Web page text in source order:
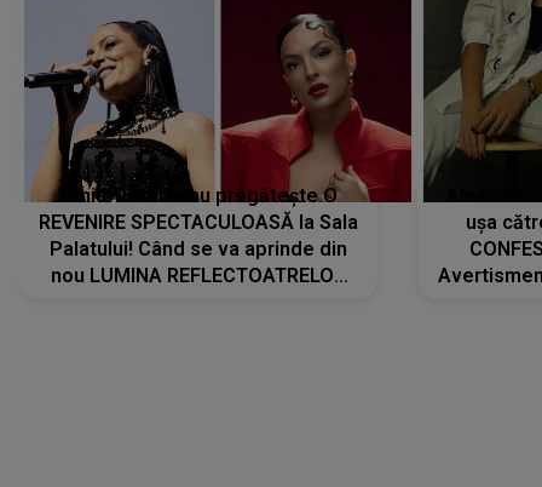
Tania Turtureanu pregătește O
REVENIRE SPECTACULOASĂ la Sala
Palatului! Când se va aprinde din
nou LUMINA REFLECTOATRELOR
ușa